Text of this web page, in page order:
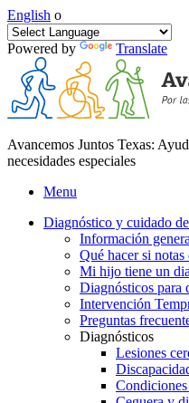
English o
Powered by Translate
Avancemos Juntos Texas:
necesidades especiales
Menu
Diagnóstico y cuidado
Información
Qué hacer si
Mi hijo tiene un
Diagnósticos para
Intervención
Preguntas
Diagnósticos
Lesiones